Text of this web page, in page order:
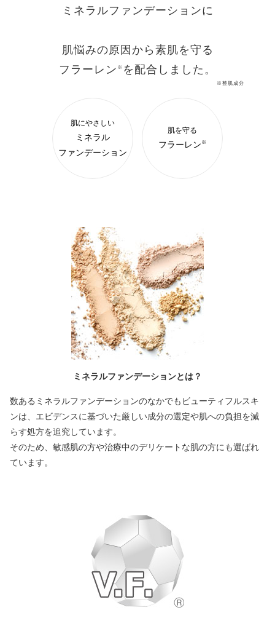
ミネラルファンデーションに
肌悩みの原因から素肌を守る
フラーレン ※ を配合しました。
※整肌成分
肌にやさしい
ミネラル
ファンデーション
肌を守る
フラーレン ※
ミネラルファンデーションとは？
数あるミネラルファンデーションのなかでもビューティフルスキ
ンは、エビデンスに基づいた厳しい成分の選定や肌への負担を減
らす処方を追究しています。
そのため、敏感肌の方や治療中のデリケートな肌の方にも選ばれ
ています。